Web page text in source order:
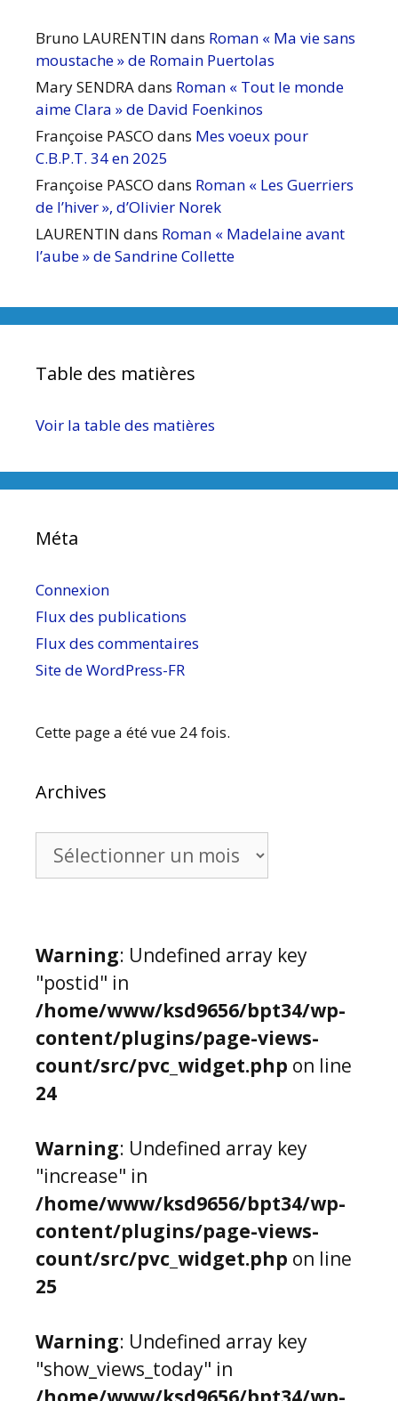
Bruno LAURENTIN dans Roman « Ma vie sans
moustache » de Romain Puertolas
Mary SENDRAdans Roman « Tout le monde
aime Clara » de David Foenkinos
Françoise PASCO dans Mes voeux pour
C.B.P.T. 34 en 2025
Françoise PASCO dans Roman « Les Guerriers
de l’hiver », d’Olivier Norek
LAURENTIN dans Roman « Madelaine avant
l’aube » de Sandrine Collette
Table des matières
Voir la table des matières
Méta
Connexion
Flux des publications
Flux des commentaires
Site de WordPress-FR
Cette page a été vue 24 fois.
Archives
Warning: Undefined array key
"postid" in
/home/www/ksd9656/bpt34/wp-
content/plugins/page-views-
count/src/pvc_widget.php on line
24
Warning: Undefined array key
"increase" in
/home/www/ksd9656/bpt34/wp-
content/plugins/page-views-
count/src/pvc_widget.php on line
25
Warning: Undefined array key
"show_views_today" in